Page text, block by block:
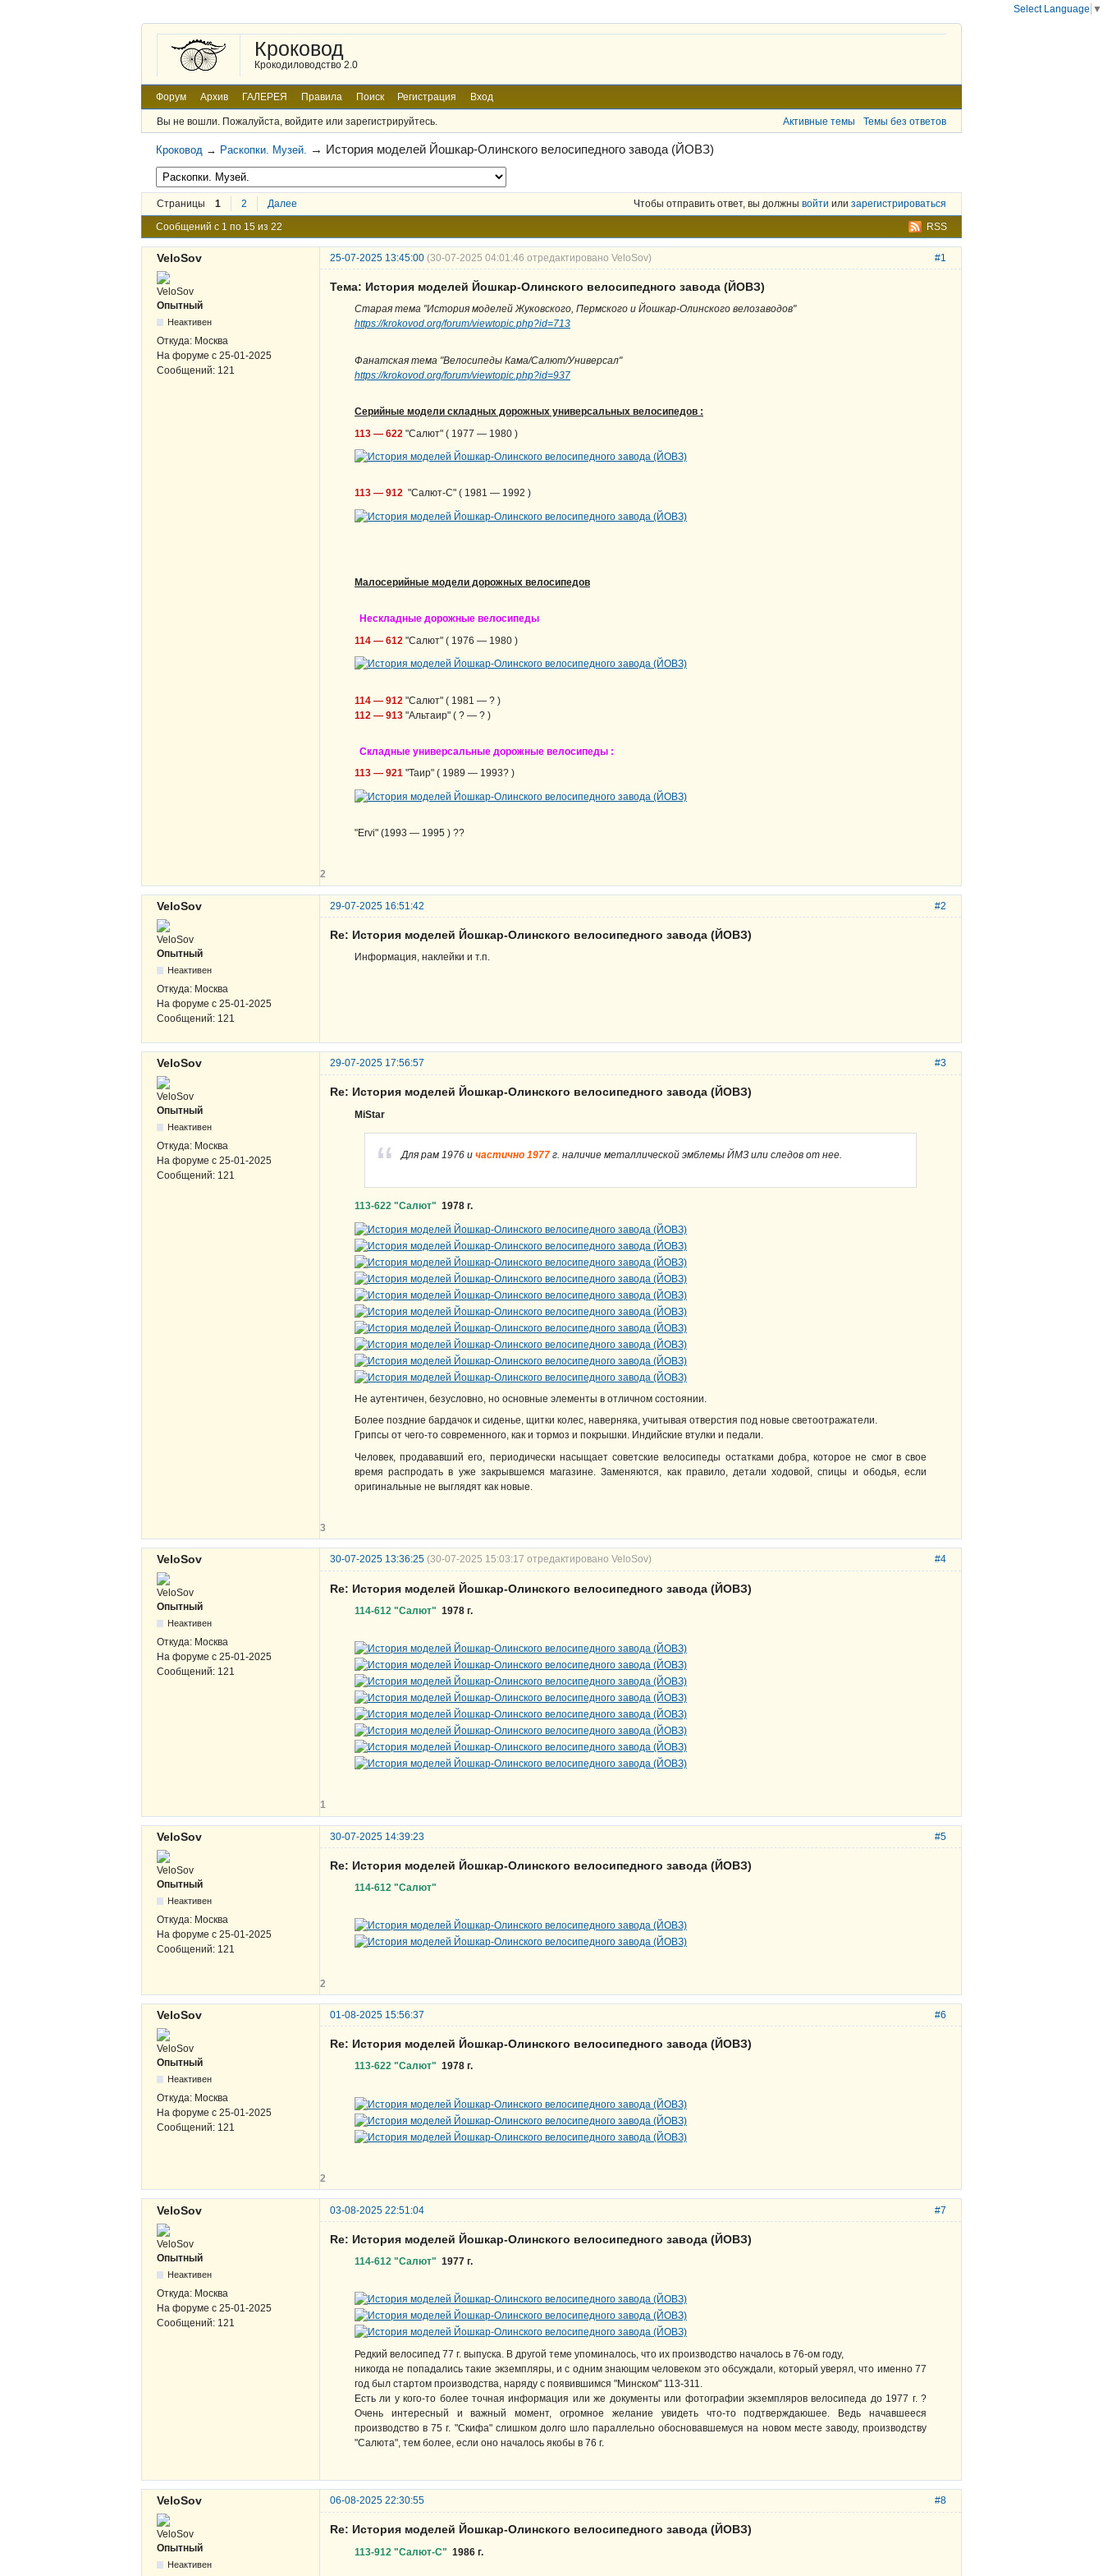
Кроковод
Крокодиловодство 2.0
Форум Архив ГАЛЕРЕЯ Правила Поиск Регистрация Вход
Вы не вошли. Пожалуйста, войдите или зарегистрируйтесь. Активные темы Темы без ответов
Кроковод → Раскопки. Музей. → История моделей Йошкар-Олинского велосипедного завода (ЙОВЗ)
Страницы 1 2 Далее Чтобы отправить ответ, вы должны войти или зарегистрироваться
RSS
Сообщений с 1 по 15 из 22
#1
VeloSov 25-07-2025 13:45:00 (30-07-2025 04:01:46 отредактировано VeloSov)
Опытный
Неактивен
Откуда: Москва
На форуме с 25-01-2025
Сообщений: 121
Тема: История моделей Йошкар-Олинского велосипедного завода (ЙОВЗ)
Старая тема "История моделей Жуковского, Пермского и Йошкар-Олинского велозаводов"
https://krokovod.org/forum/viewtopic.php?id=713
Фанатская тема "Велосипеды Кама/Салют/Универсал"
https://krokovod.org/forum/viewtopic.php?id=937
Серийные модели складных дорожных универсальных велосипедов :
113 — 622 "Салют" ( 1977 — 1980 )
113 — 912 "Салют-С" ( 1981 — 1992 )
Малосерийные модели дорожных велосипедов
Нескладные дорожные велосипеды
114 — 612 "Салют" ( 1976 — 1980 )
114 — 912 "Салют" ( 1981 — ? )
112 — 913 "Альтаир" ( ? — ? )
Складные универсальные дорожные велосипеды :
113 — 921 "Таир" ( 1989 — 1993? )
"Ervi" (1993 — 1995 ) ??
2
#2
VeloSov 29-07-2025 16:51:42
Опытный
Неактивен
Откуда: Москва
На форуме с 25-01-2025
Сообщений: 121
Re: История моделей Йошкар-Олинского велосипедного завода (ЙОВЗ)
Информация, наклейки и т.п.
#3
VeloSov 29-07-2025 17:56:57
Опытный
Неактивен
Откуда: Москва
На форуме с 25-01-2025
Сообщений: 121
Re: История моделей Йошкар-Олинского велосипедного завода (ЙОВЗ)
MiStar
Для рам 1976 и частично 1977 г. наличие металлической эмблемы ЙМЗ или следов от нее.
113-622 "Салют" 1978 г.
Не аутентичен, безусловно, но основные элементы в отличном состоянии.
Более поздние бардачок и сиденье, щитки колес, наверняка, учитывая отверстия под новые светоотражатели.
Грипсы от чего-то современного, как и тормоз и покрышки. Индийские втулки и педали.
Человек, продававший его, периодически насыщает советские велосипеды остатками добра, которое не смог в свое
время распродать в уже закрывшемся магазине. Заменяются, как правило, детали ходовой, спицы и ободья, если
оригинальные не выглядят как новые.
3
#4
VeloSov 30-07-2025 13:36:25 (30-07-2025 15:03:17 отредактировано VeloSov)
Опытный
Неактивен
Откуда: Москва
На форуме с 25-01-2025
Сообщений: 121
Re: История моделей Йошкар-Олинского велосипедного завода (ЙОВЗ)
114-612 "Салют" 1978 г.
1
#5
VeloSov 30-07-2025 14:39:23
Опытный
Неактивен
Откуда: Москва
На форуме с 25-01-2025
Сообщений: 121
Re: История моделей Йошкар-Олинского велосипедного завода (ЙОВЗ)
114-612 "Салют"
2
#6
VeloSov 01-08-2025 15:56:37
Опытный
Неактивен
Откуда: Москва
На форуме с 25-01-2025
Сообщений: 121
Re: История моделей Йошкар-Олинского велосипедного завода (ЙОВЗ)
113-622 "Салют" 1978 г.
2
#7
VeloSov 03-08-2025 22:51:04
Опытный
Неактивен
Откуда: Москва
На форуме с 25-01-2025
Сообщений: 121
Re: История моделей Йошкар-Олинского велосипедного завода (ЙОВЗ)
114-612 "Салют" 1977 г.
Редкий велосипед 77 г. выпуска. В другой теме упоминалось, что их производство началось в 76-ом году,
никогда не попадались такие экземпляры, и с одним знающим человеком это обсуждали, который уверял, что именно 77
год был стартом производства, наряду с появившимся "Минском" 113-311.
Есть ли у кого-то более точная информация или же документы или фотографии экземпляров велосипеда до 1977 г. ?
Очень интересный и важный момент, огромное желание увидеть что-то подтверждаюшее. Ведь начавшееся
производство в 75 г. "Скифа" слишком долго шло параллельно обосновавшемуся на новом месте заводу, производству
"Салюта", тем более, если оно началось якобы в 76 г.
#8
VeloSov 06-08-2025 22:30:55
Опытный
Неактивен
Re: История моделей Йошкар-Олинского велосипедного завода (ЙОВЗ)
113-912 "Салют-С" 1986 г.
Select Language ▼